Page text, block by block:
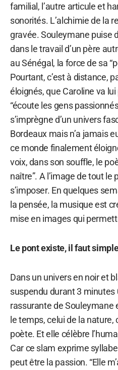
familial, l’autre articule et
sonorités. L’alchimie de la
gravée. Souleymane puise
dans le travail d’un père
au Sénégal, la force de sa
Pourtant, c’est à distance,
éloignés, que Caroline va
“écoute les gens
s’imprègne d’un univers
Bordeaux mais n’a jamais
ce monde finalement
voix, dans son souffle, le
naître”. A l’image de tout le
s’imposer. En quelques
la pensée, la musique est
mise en images qui
Le pont existe, il faut
Dans un univers en noir et
suspendu durant 3 minutes
rassurante de Souleymane
le temps, celui de la
poète. Et elle célèbre
Car ce slam exprime
peut être la passion. “Elle